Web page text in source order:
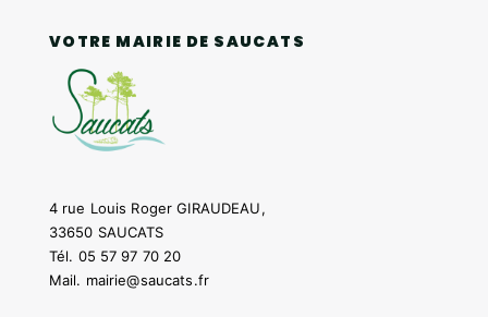
VOTRE MAIRIE DE SAUCATS
4 rue Louis Roger GIRAUDEAU,
33650 SAUCATS
Tél. 05 57 97 70 20
Mail. mairie@saucats.fr